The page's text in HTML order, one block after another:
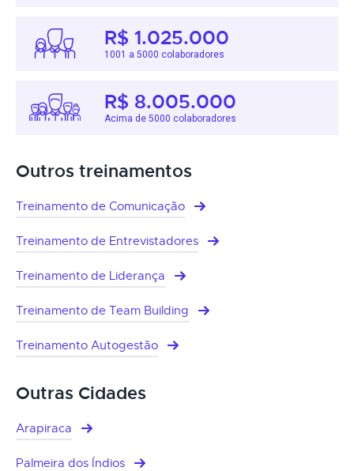
R$ 1.025.000
1001 a 5000 colaboradores
R$ 8.005.000
Acima de 5000 colaboradores
Outros treinamentos
Treinamento de Comunicação
Treinamento de Entrevistadores
Treinamento de Liderança
Treinamento de Team Building
Treinamento Autogestão
Outras Cidades
Arapiraca
Palmeira dos Índios